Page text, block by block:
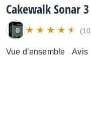
Cakewalk Sonar 3
Vue d’ensemble Avis